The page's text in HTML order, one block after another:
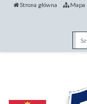
Strona główna Mapa
Fraza